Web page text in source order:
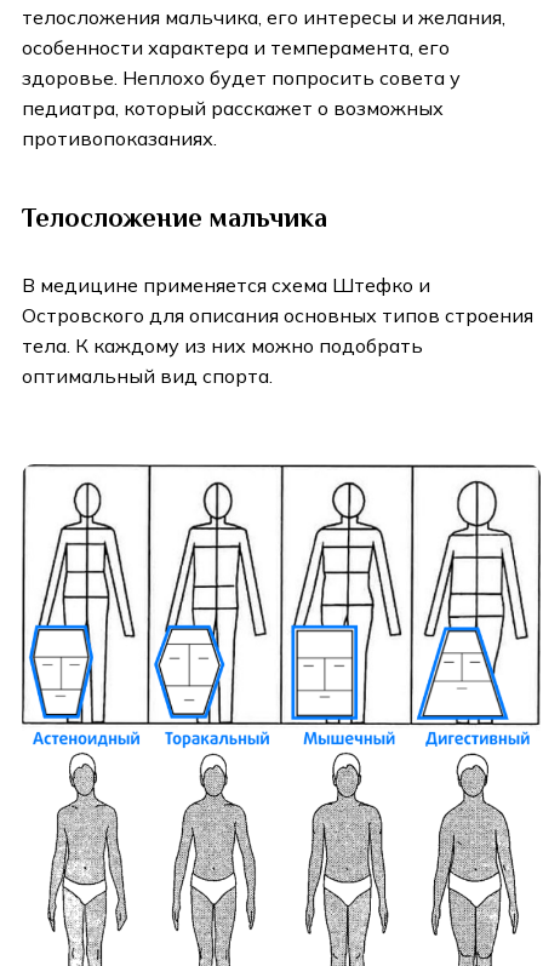
телосложения мальчика, его интересы и желания,
особенности характера и темперамента, его
здоровье. Неплохо будет попросить совета у
педиатра, который расскажет о возможных
противопоказаниях.
Телосложение мальчика
В медицине применяется схема Штефко и
Островского для описания основных типов строения
тела. К каждому из них можно подобрать
оптимальный вид спорта.